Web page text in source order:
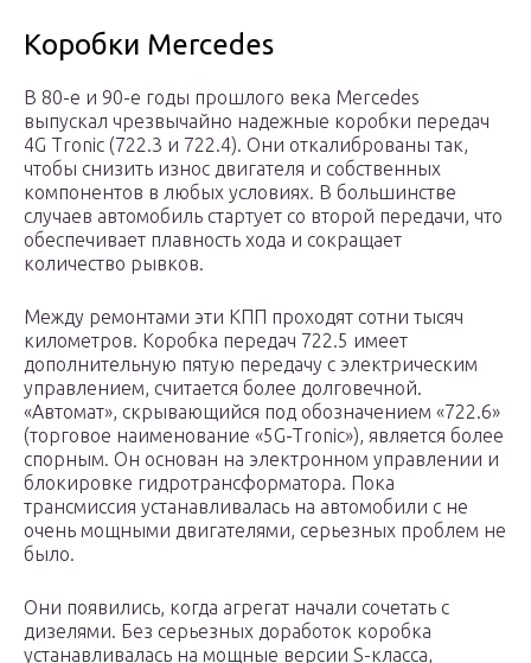
Коробки Mercedes
В 80-е и 90-е годы прошлого века Mercedes
выпускал чрезвычайно надежные коробки передач
4G Tronic (722.3 и 722.4). Они откалиброваны так,
чтобы снизить износ двигателя и собственных
компонентов в любых условиях. В большинстве
случаев автомобиль стартует со второй передачи, что
обеспечивает плавность хода и сокращает
количество рывков.
Между ремонтами эти КПП проходят сотни тысяч
километров. Коробка передач 722.5 имеет
дополнительную пятую передачу с электрическим
управлением, считается более долговечной.
«Автомат», скрывающийся под обозначением «722.6»
(торговое наименование «5G-Tronic»), является более
спорным. Он основан на электронном управлении и
блокировке гидротрансформатора. Пока
трансмиссия устанавливалась на автомобили с не
очень мощными двигателями, серьезных проблем не
было.
Они появились, когда агрегат начали сочетать с
дизелями. Без серьезных доработок коробка
устанавливалась на мощные версии S-класса,